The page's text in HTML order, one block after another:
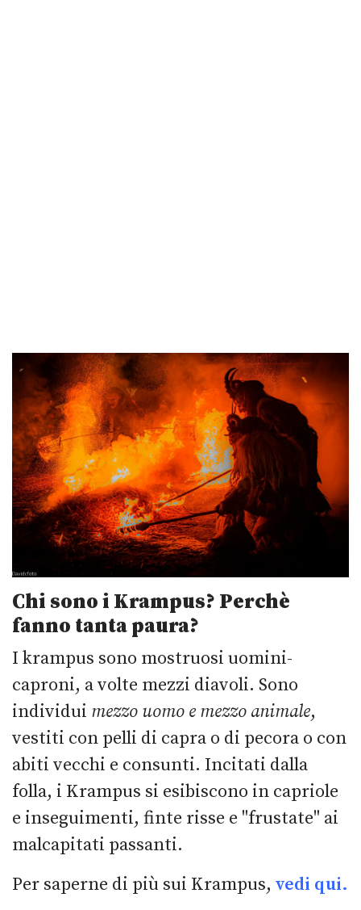
Chi sono i Krampus? Perchè
fanno tanta paura?
I krampus sono mostruosi uomini-
caproni, a volte mezzi diavoli. Sono
individui mezzo uomo e mezzo animale,
vestiti con pelli di capra o di pecora o con
abiti vecchi e consunti. Incitati dalla
folla, i Krampus si esibiscono in capriole
e inseguimenti, finte risse e "frustate" ai
malcapitati passanti.
Per saperne di più sui Krampus, vedi qui.